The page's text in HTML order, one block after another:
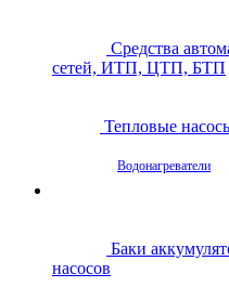
Средства
сетей, ИТП, ЦТП, БТП
Тепловые
Водонагреватели
Баки
насосов